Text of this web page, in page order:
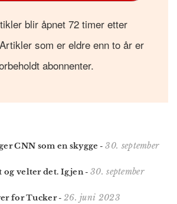
blir åpnet 72 timer etter
som er eldre enn to år er
abonnenter.
CNN som en skygge -30. september
og velter det. Igjen- 30. september
for Tucker- 26. juni 2023